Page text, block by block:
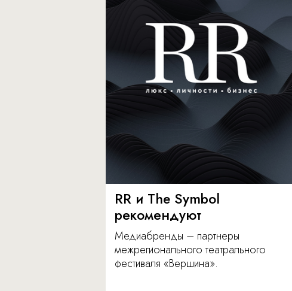
RR и The Symbol
рекомендуют
Медиабренды – партнеры
межрегионального театрального
фестиваля «Вершина».